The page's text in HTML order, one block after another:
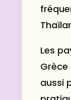
Les
Grèce
aussi